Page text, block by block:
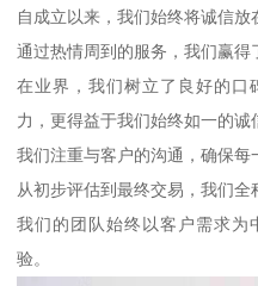
自成立以来，我们始终将诚信放
通过热情周到的服务，我们赢得
在业界，我们树立了良好的
力，更得益于我们始终如一的诚
我们注重与客户的沟通，确保每
从初步评估到最终交易，我们全
我们的团队始终以客户需求
验。